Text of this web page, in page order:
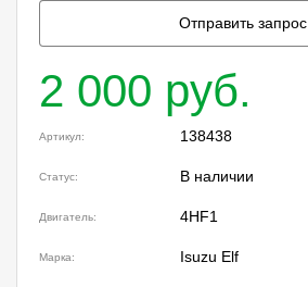
Отправить запрос
2 000 руб.
Артикул: 138438
Статус: В наличии
Двигатель: 4HF1
Марка: Isuzu Elf